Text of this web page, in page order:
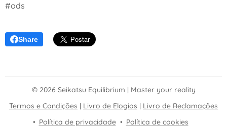
#ods
Share
© 2026 Seikatsu Equilibrium | Master your reality
Termos e Condições | Livro de Elogios | Livro de Reclamações
Política de privacidade
Política de cookies